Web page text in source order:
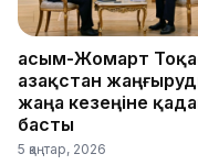
Қасым-Жомарт
Қазақстан
жаңа кезеңіне
басты
5 қаңтар, 2026